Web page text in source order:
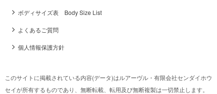
ボディサイズ表 Body Size List
よくあるご質問
個人情報保護方針
このサイトに掲載されている内容(データ)はルアーヴル・有限会社センダイホウ
セイが所有するものであり、無断転載、転用及び無断複製は一切禁止します。